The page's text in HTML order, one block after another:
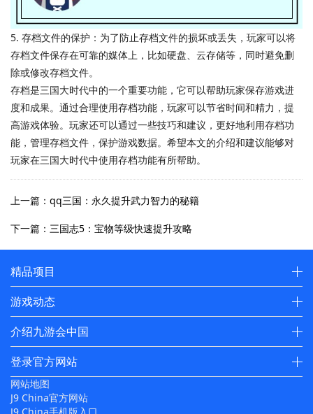
5. 存档文件的保护：为了防止存档文件的损坏或丢失，玩家可以将
存档文件保存在可靠的媒体上，比如硬盘、云存储等，同时避免删
除或修改存档文件。
存档是三国大时代中的一个重要功能，它可以帮助玩家保存游戏进
度和成果。通过合理使用存档功能，玩家可以节省时间和精力，提
高游戏体验。玩家还可以通过一些技巧和建议，更好地利用存档功
能，管理存档文件，保护游戏数据。希望本文的介绍和建议能够对
玩家在三国大时代中使用存档功能有所帮助。
上一篇：qq三国：永久提升武力智力的秘籍
下一篇：三国志5：宝物等级快速提升攻略
精品项目
游戏动态
介绍九游会中国
登录官方网站
网站地图
J9 China官方网站
J9 China手机版入口